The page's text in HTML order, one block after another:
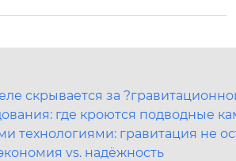
скрывается за
где кроются подводные
технологиями: гравитация не
vs. надёжность